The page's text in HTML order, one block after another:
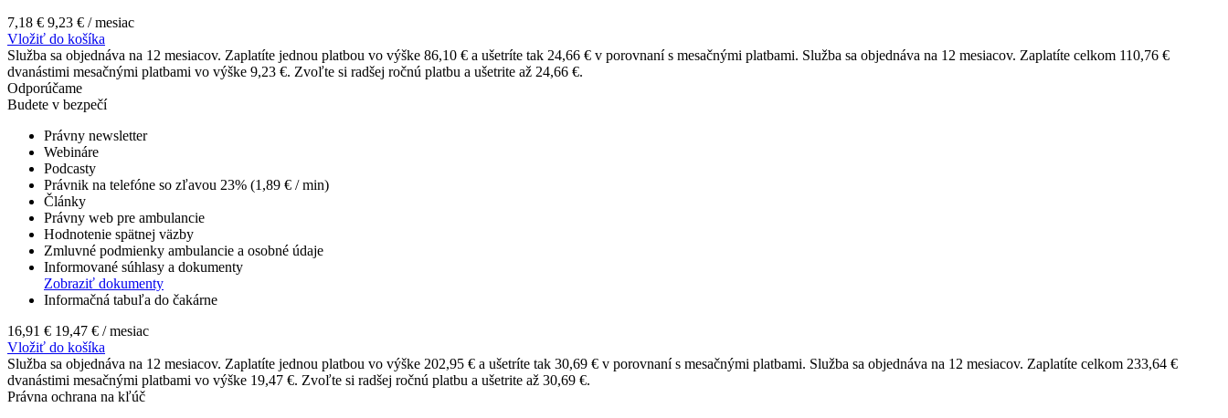
7,18 € 9,23 € / mesiac
Vložiť do košíka
Služba sa objednáva na 12 mesiacov. Zaplatíte jednou platbou vo výške 86,10 € a ušetríte tak 24,66 € v porovnaní s mesačnými platbami. Služba sa objednáva na 12 mesiacov. Zaplatíte celkom 110,76 €
dvanástimi mesačnými platbami vo výške 9,23 €. Zvoľte si radšej ročnú platbu a ušetrite až 24,66 €.
Odporúčame
Budete v bezpečí
Právny newsletter
Webináre
Podcasty
Právnik na telefóne so zľavou 23% (1,89 € / min)
Články
Právny web pre ambulancie
Hodnotenie spätnej väzby
Zmluvné podmienky ambulancie a osobné údaje
Informované súhlasy a dokumenty
Zobraziť dokumenty
Informačná tabuľa do čakárne
16,91 € 19,47 € / mesiac
Vložiť do košíka
Služba sa objednáva na 12 mesiacov. Zaplatíte jednou platbou vo výške 202,95 € a ušetríte tak 30,69 € v porovnaní s mesačnými platbami. Služba sa objednáva na 12 mesiacov. Zaplatíte celkom 233,64 €
dvanástimi mesačnými platbami vo výške 19,47 €. Zvoľte si radšej ročnú platbu a ušetrite až 30,69 €.
Právna ochrana na kľúč